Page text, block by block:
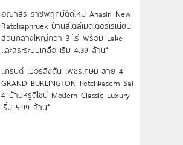
อณาสิริ ราชพฤกษ์ตัดใหม่ Anasiri New
Ratchaphruek บ้านสไตล์เมดิเตอร์เรเนียน
ส่วนกลางใหญ่กว่า 3 ไร่ พร้อม Lake
และสระระบบเกลือ เริ่ม 4.39 ล้าน*
แกรนด์ เบอร์ลิงตัน เพชรเกษม-สาย 4
GRAND BURLINGTON Petchkasem-Sai
4 บ้านหรูดีไซน์ Modern Classic Luxury
เริ่ม 5.99 ล้าน*